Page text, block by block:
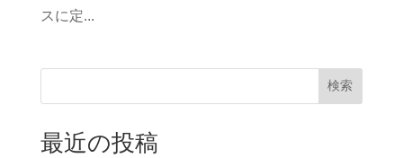
スに定...
検索
最近の投稿